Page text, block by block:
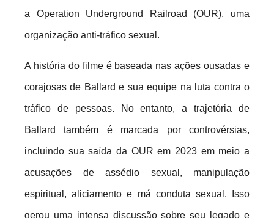
a Operation Underground Railroad (OUR), uma
organização anti-tráfico sexual.
A história do filme é baseada nas ações ousadas e
corajosas de Ballard e sua equipe na luta contra o
tráfico de pessoas. No entanto, a trajetória de
Ballard também é marcada por controvérsias,
incluindo sua saída da OUR em 2023 em meio a
acusações de assédio sexual, manipulação
espiritual, aliciamento e má conduta sexual. Isso
gerou uma intensa discussão sobre seu legado e